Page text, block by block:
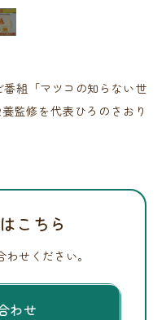
組「マツコの知らない世
監修を代表ひろのさおり
こちら
せください。
わせ